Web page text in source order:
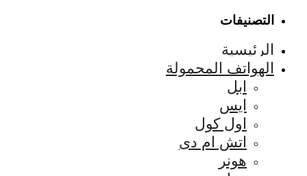
التصنيفات
الرئيسية
الهواتف المحمولة
ابل
ايس
اول كول
اتش ام دى
هونر